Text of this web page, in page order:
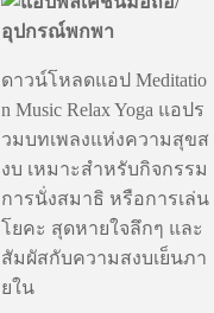
ดาวน์โหลดแอป Meditatio
n Music Relax Yoga แอปร
วมบทเพลงแห่งความสุขส
งบ เหมาะสำหรับกิจกรรม
การนั่งสมาธิ หรือการเล่น
โยคะ สุดหายใจลึกๆ และ
สัมผัสกับความสงบเย็นภา
ยใน